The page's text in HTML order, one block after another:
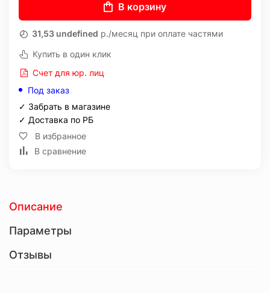
В корзину
31,53 undefined р./месяц при оплате частями
Купить в один клик
Счет для юр. лиц
Под заказ
✓ Забрать в магазине
✓ Доставка по РБ
В избранное
В сравнение
Описание
Параметры
Отзывы